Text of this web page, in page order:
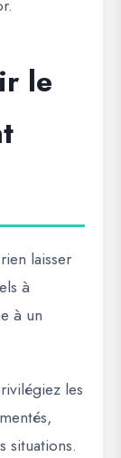
le
laisser
à
à un
les
situations.